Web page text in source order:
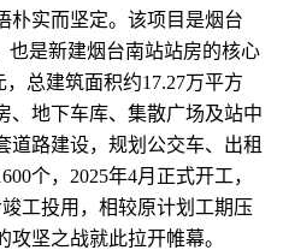
朴实而坚定。该项目是烟台
也是新建烟台南站站房的核心
总建筑面积约17.27万平方
、地下车库、集散广场及站中
道路建设，规划公交车、出租
个，2025年4月正式开工，
工投用，相较原计划工期压
坚之战就此拉开帷幕。